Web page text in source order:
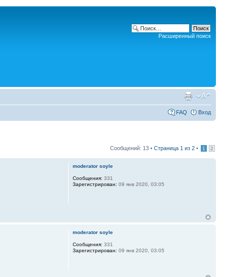
Расширенный поиск
FAQ Вход
Сообщений: 13 • Страница 1 из 2 • 1 2
moderator soyle
Сообщения: 331
Зарегистрирован: 09 янв 2020, 03:05
moderator soyle
Сообщения: 331
Зарегистрирован: 09 янв 2020, 03:05